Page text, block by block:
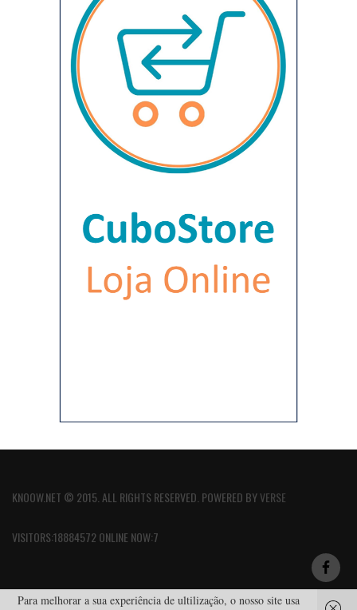
KNOOW.NET © 2015. ALL RIGHTS RESERVED. POWERED BYVERSE
VISITORS:18884572 ONLINE NOW:7
Para melhorar a sua experiência de ultilização, o nosso site usa